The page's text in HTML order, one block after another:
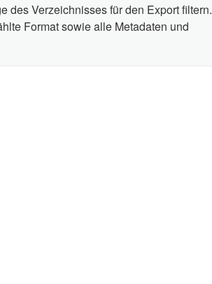
des Verzeichnisses für den Export filtern.
Format sowie alle Metadaten und